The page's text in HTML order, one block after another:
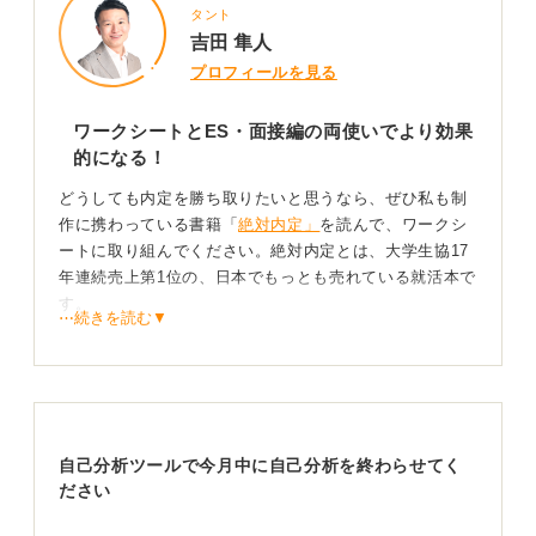
タント
吉田 隼人
プロフィールを見る
ワークシートとES・面接編の両使いでより効果
的になる！
どうしても内定を勝ち取りたいと思うなら、ぜひ私も制
作に携わっている書籍「絶対内定」 を読んで、ワークシ
ートに取り組んでください。絶対内定とは、大学生協17
年連続売上第1位の、日本でもっとも売れている就活本で
す。
化できるようになります。また、1枚1枚の内容も非常に
また、やりたいことやアピールすべき強みが明確になる
ことで、人気企業や難関企業への内定につながった実績
⋯続きを読む▼
自己分析ツールで今月中に自己分析を終わらせてく
ださい